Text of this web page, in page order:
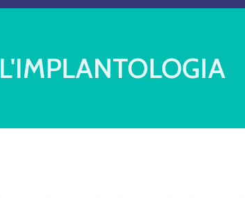
L'IMPLANTOLOGIA